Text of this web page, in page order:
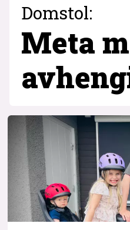
Domstol:
Meta